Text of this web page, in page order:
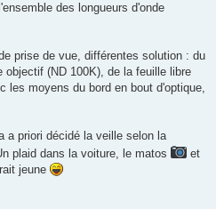
des longueurs d'onde
prise de vue, différentes solution : du
(ND 100K), de la feuille libre
les moyens du bord en bout d'optique,
a priori décidé la veille selon la
plaid dans la voiture, le matos
et
jeune